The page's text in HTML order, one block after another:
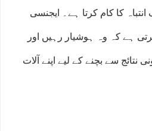
کا کام کرتا ہے۔ ایجنسی
ہے کہ وہ ہوشیار رہیں اور
نتائج سے بچنے کے لیے اپنے آلات